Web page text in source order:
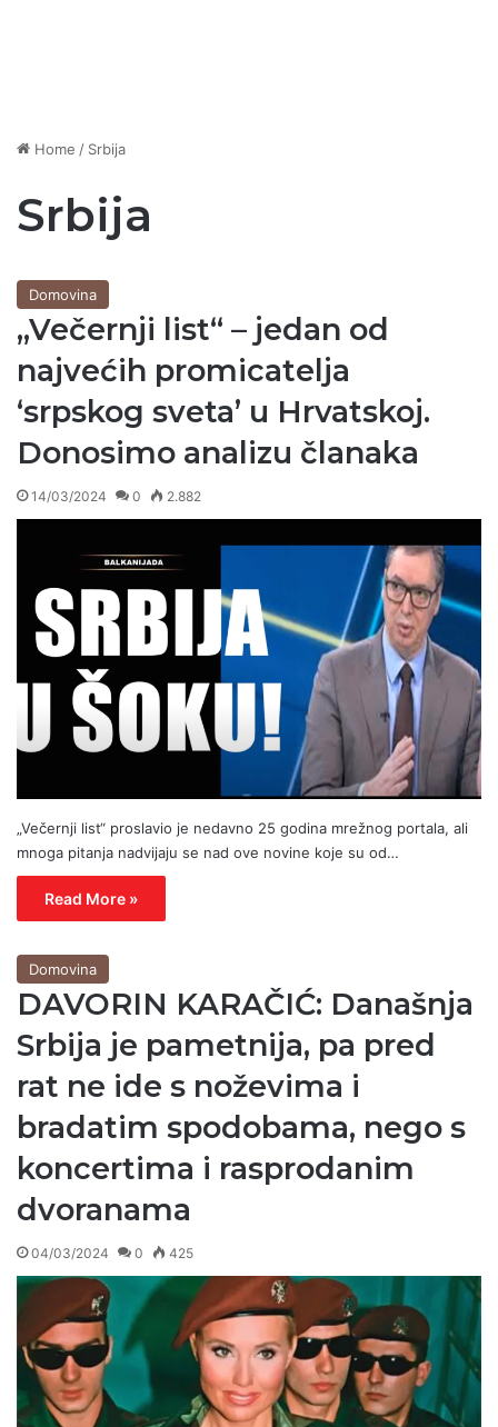
Home / Srbija
Srbija
Domovina
„Večernji list“ – jedan od
najvećih promicatelja
‘srpskog sveta’ u Hrvatskoj.
Donosimo analizu članaka
14/03/2024 0 2.882
„Večernji list“ proslavio je nedavno 25 godina mrežnog portala, ali
mnoga pitanja nadvijaju se nad ove novine koje su od…
Read More »
Domovina
DAVORIN KARAČIĆ: Današnja
Srbija je pametnija, pa pred
rat ne ide s noževima i
bradatim spodobama, nego s
koncertima i rasprodanim
dvoranama
04/03/2024 0 425